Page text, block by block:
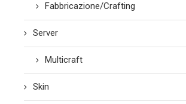
Fabbricazione/Crafting
Server
Multicraft
Skin